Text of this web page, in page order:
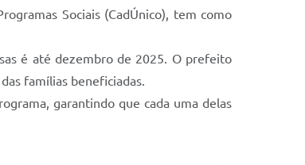
Sociais (CadÚnico), tem como
é até dezembro de 2025. O prefeito
famílias beneficiadas.
garantindo que cada uma delas